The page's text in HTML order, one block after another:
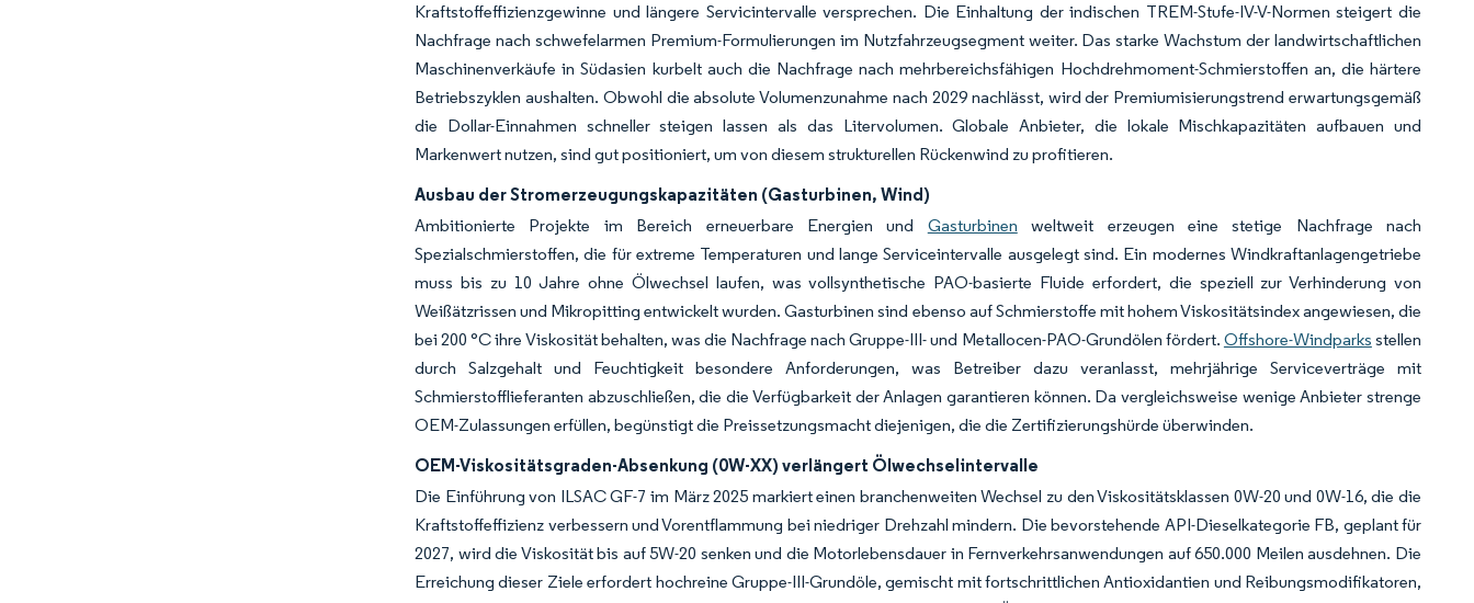
Kraftstoffeffizienzgewinne und längere Servicintervalle versprechen. Die Einhaltung der indischen TREM-Stufe-IV-V-Normen steigert die
Nachfrage nach schwefelarmen Premium-Formulierungen im Nutzfahrzeugsegment weiter. Das starke Wachstum der landwirtschaftlichen
Maschinenverkäufe in Südasien kurbelt auch die Nachfrage nach mehrbereichsfähigen Hochdrehmoment-Schmierstoffen an, die härtere
Betriebszyklen aushalten. Obwohl die absolute Volumenzunahme nach 2029 nachlässt, wird der Premiumisierungstrend erwartungsgemäß
die Dollar-Einnahmen schneller steigen lassen als das Litervolumen. Globale Anbieter, die lokale Mischkapazitäten aufbauen und
Markenwert nutzen, sind gut positioniert, um von diesem strukturellen Rückenwind zu profitieren.
Ausbau der Stromerzeugungskapazitäten (Gasturbinen, Wind)
Ambitionierte Projekte im Bereich erneuerbare Energien und Gasturbinen weltweit erzeugen eine stetige Nachfrage nach
Spezialschmierstoffen, die für extreme Temperaturen und lange Serviceintervalle ausgelegt sind. Ein modernes Windkraftanlagengetriebe
muss bis zu 10 Jahre ohne Ölwechsel laufen, was vollsynthetische PAO-basierte Fluide erfordert, die speziell zur Verhinderung von
Weißätzrissen und Mikropitting entwickelt wurden. Gasturbinen sind ebenso auf Schmierstoffe mit hohem Viskositätsindex angewiesen, die
bei 200 °C ihre Viskosität behalten, was die Nachfrage nach Gruppe-III- und Metallocen-PAO-Grundölen fördert. Offshore-Windparks stellen
durch Salzgehalt und Feuchtigkeit besondere Anforderungen, was Betreiber dazu veranlasst, mehrjährige Serviceverträge mit
Schmierstofflieferanten abzuschließen, die die Verfügbarkeit der Anlagen garantieren können. Da vergleichsweise wenige Anbieter strenge
OEM-Zulassungen erfüllen, begünstigt die Preissetzungsmacht diejenigen, die die Zertifizierungshürde überwinden.
OEM-Viskositätsgraden-Absenkung (0W-XX) verlängert Ölwechselintervalle
Die Einführung von ILSAC GF-7 im März 2025 markiert einen branchenweiten Wechsel zu den Viskositätsklassen 0W-20 und 0W-16, die die
Kraftstoffeffizienz verbessern und Vorentflammung bei niedriger Drehzahl mindern. Die bevorstehende API-Dieselkategorie FB, geplant für
2027, wird die Viskosität bis auf 5W-20 senken und die Motorlebensdauer in Fernverkehrsanwendungen auf 650.000 Meilen ausdehnen. Die
Erreichung dieser Ziele erfordert hochreine Gruppe-III-Grundöle, gemischt mit fortschrittlichen Antioxidantien und Reibungsmodifikatoren,